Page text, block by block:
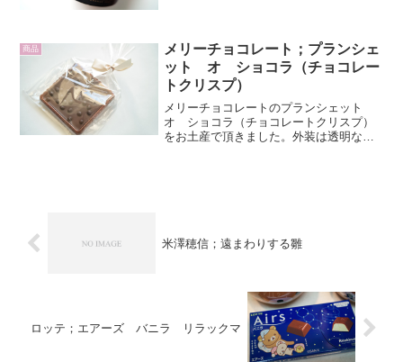
こだわりは、原...
商品
メリーチョコレート；プランシェ
ット オ ショコラ（チョコレー
トクリスプ）
メリーチョコレートのプランシェット
オ ショコラ（チョコレートクリスプ）
をお土産で頂きました。外装は透明なフ
米澤穂信；遠まわりする雛
ロッテ；エアーズ バニラ リラックマ